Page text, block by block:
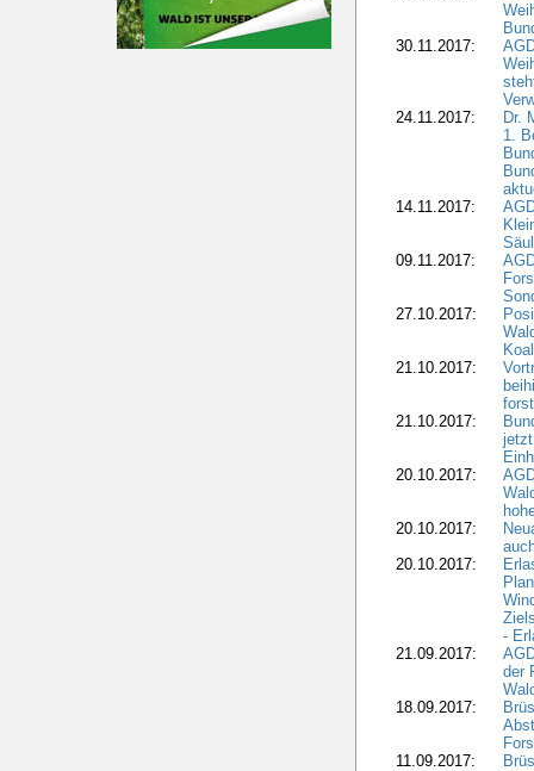
30.11.2017:
24.11.2017:
Dr.
1.
14.11.2017:
09.11.2017:
27.10.2017:
21.10.2017:
21.10.2017:
20.10.2017:
20.10.2017:
20.10.2017:
-
21.09.2017:
der
18.09.2017:
11.09.2017: